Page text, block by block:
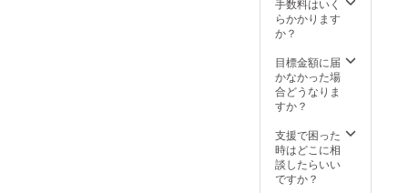
手数料はいく
らかかります
か？
目標金額に届
かなかった場
合どうなりま
すか？
支援で困った
時はどこに相
談したらいい
ですか？